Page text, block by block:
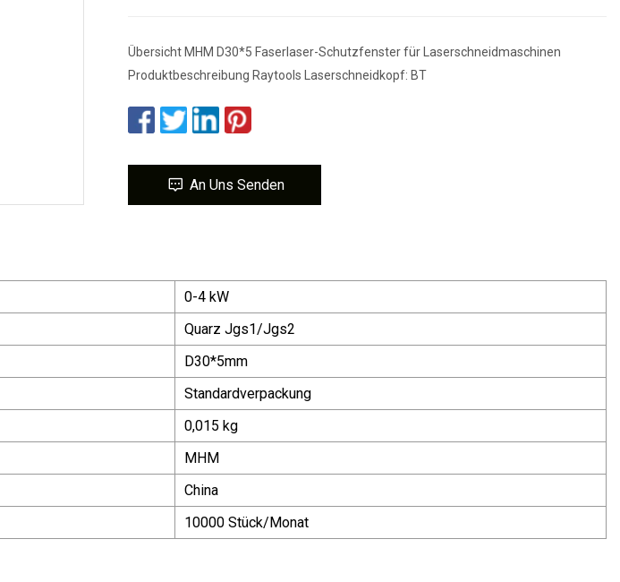
Übersicht MHM D30*5 Faserlaser-Schutzfenster für Laserschneidmaschinen
Produktbeschreibung Raytools Laserschneidkopf: BT
An Uns Senden
0-4 kW
Quarz Jgs1/Jgs2
D30*5mm
Standardverpackung
0,015 kg
MHM
China
10000 Stück/Monat